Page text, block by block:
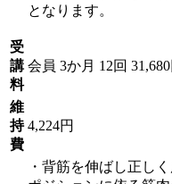
となります。
受
講
料
会員 3か月 12回
維
持
費
4,224円
・背筋を伸ばし正し